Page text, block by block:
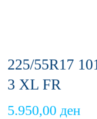
225/55R17
3 XL FR
5.950,00 ден